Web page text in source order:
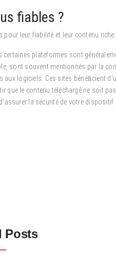
fiables ?
leur fiabilité et leur contenu riche.
plateformes sont
sont souvent mentionnés par la
logiciels. Ces sites bénéﬁcient
que le contenu téléchargé ne soit
la sécurité de votre
Posts